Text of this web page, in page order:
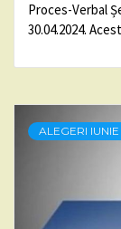
Proces-Verbal
30.04.2024.
ALEGERI